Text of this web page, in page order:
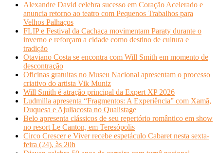
Alexandre David celebra sucesso em Coração Acelerado e
anuncia retorno ao teatro com Pequenos Trabalhos para
Velhos Palhaços
FLIP e Festival da Cachaça movimentam Paraty durante o
inverno e reforçam a cidade como destino de cultura e
tradição
Otaviano Costa se encontra com Will Smith em momento de
descontração
Oficinas gratuitas no Museu Nacional apresentam o processo
criativo do artista Vik Muniz
Will Smith é atração principal da Expert XP 2026
Ludmilla apresenta “Fragmentos: A Experiência” com Xamã,
Duquesa e Ajuliacosta no Qualistage
Belo apresenta clássicos de seu repertório romântico em show
no resort Le Canton, em Teresópolis
Circo Crescer e Viver recebe espetáculo Cabaret nesta sexta-
feira (24), às 20h